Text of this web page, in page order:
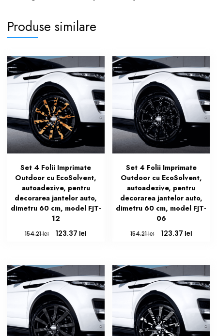
Produse similare
Set 4 Folii Imprimate
Outdoor cu EcoSolvent,
autoadezive, pentru
decorarea jantelor auto,
dimetru 60 cm, model FJT-
12
154.21lei
Prețul
154.21 lei.
123.37 lei
Set 4 Folii Imprimate
Outdoor cu EcoSolvent,
autoadezive, pentru
decorarea jantelor auto,
dimetru 60 cm, model FJT-
06
154.21lei
Prețul
154.21 lei.
123.37 leiPrețul